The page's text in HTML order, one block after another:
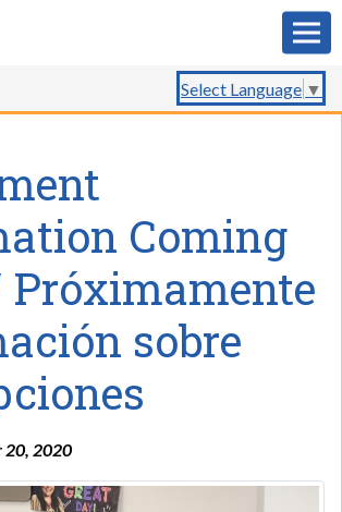
Select Language ▼
Coming
Próximamente
sobre
20, 2020